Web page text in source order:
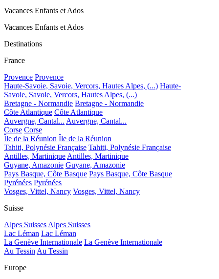
Vacances Enfants et Ados
Vacances Enfants et Ados
Destinations
France
Provence Provence
Haute-Savoie, Savoie, Vercors, Hautes Alpes, (...) Haute-
Savoie, Savoie, Vercors, Hautes Alpes, (...)
Bretagne - Normandie Bretagne - Normandie
Côte Atlantique Côte Atlantique
Auvergne, Cantal... Auvergne, Cantal...
Corse Corse
Île de la Réunion Île de la Réunion
Tahiti, Polynésie Française Tahiti, Polynésie Française
Antilles, Martinique Antilles, Martinique
Guyane, Amazonie Guyane, Amazonie
Pays Basque, Côte Basque Pays Basque, Côte Basque
Pyrénées Pyrénées
Vosges, Vittel, Nancy Vosges, Vittel, Nancy
Suisse
Alpes Suisses Alpes Suisses
Lac Léman Lac Léman
La Genève Internationale La Genève Internationale
Au Tessin Au Tessin
Europe